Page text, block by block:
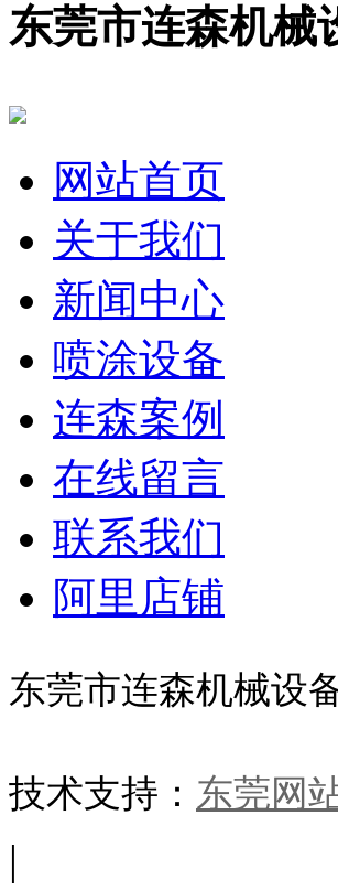
东莞市连森机械
网站首页
关于我们
新闻中心
喷涂设备
连森案例
在线留言
联系我们
阿里店铺
东莞市连森机械设
技术支持： 东莞网
|